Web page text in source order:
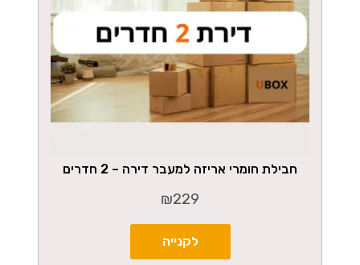
חבילת חומרי אריזה למעבר דירה – 2 חדרים
₪229
לקנייה